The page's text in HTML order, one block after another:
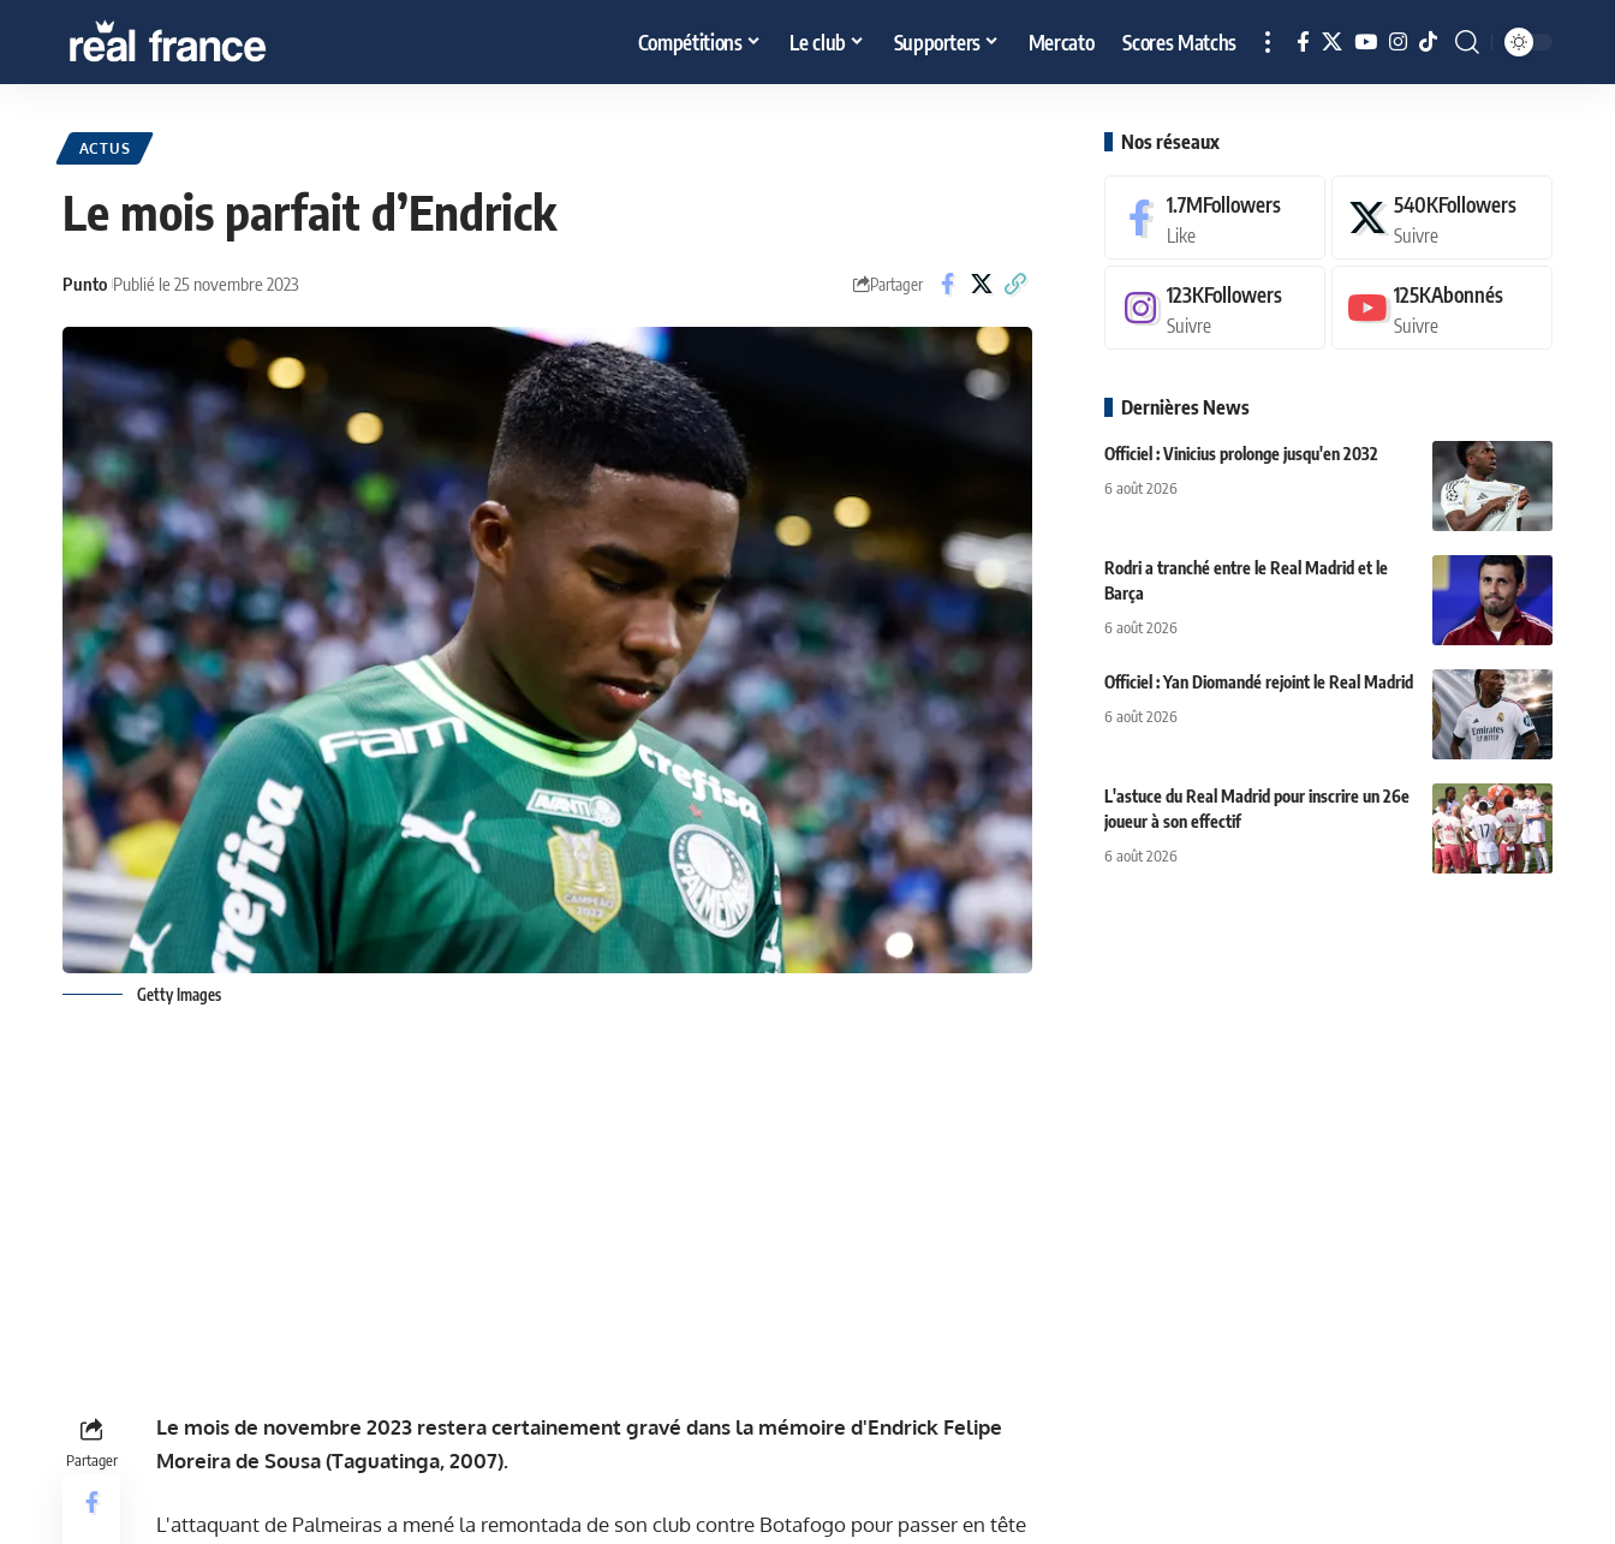
Compétitions Le club Supporters Mercato Scores Matchs
ACTUS
Le mois parfait d’Endrick
Punto Publié le 25 novembre 2023 Partager
Getty Images
Partager
Le mois de novembre 2023 restera certainement gravé dans la mémoire d'Endrick Felipe
Moreira de Sousa (Taguatinga, 2007).
L'attaquant de Palmeiras a mené la remontada de son club contre Botafogo pour passer en tête
Nos réseaux
1.7MFollowers
Like
540KFollowers
Suivre
123KFollowers
Suivre
125KAbonnés
Suivre
Dernières News
Officiel : Vinicius prolonge jusqu'en 2032
6 août 2026
Rodri a tranché entre le Real Madrid et le
Barça
6 août 2026
Officiel : Yan Diomandé rejoint le Real Madrid
6 août 2026
L'astuce du Real Madrid pour inscrire un 26e
joueur à son effectif
6 août 2026